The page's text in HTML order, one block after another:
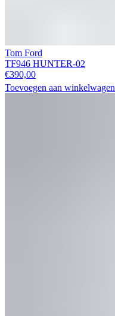
Tom Ford
TF946 HUNTER-02
€390,00
Toevoegen aan winkelwagen